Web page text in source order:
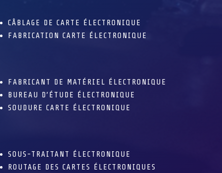
CÂBLAGE DE CARTE ÉLECTRONIQUE
FABRICATION CARTE ÉLECTRONIQUE
FABRICANT DE MATÉRIEL ÉLECTRONIQUE
BUREAU D’ÉTUDE ÉLECTRONIQUE
SOUDURE CARTE ÉLECTRONIQUE
SOUS-TRAITANT ÉLECTRONIQUE
ROUTAGE DES CARTES ÉLECTRONIQUES